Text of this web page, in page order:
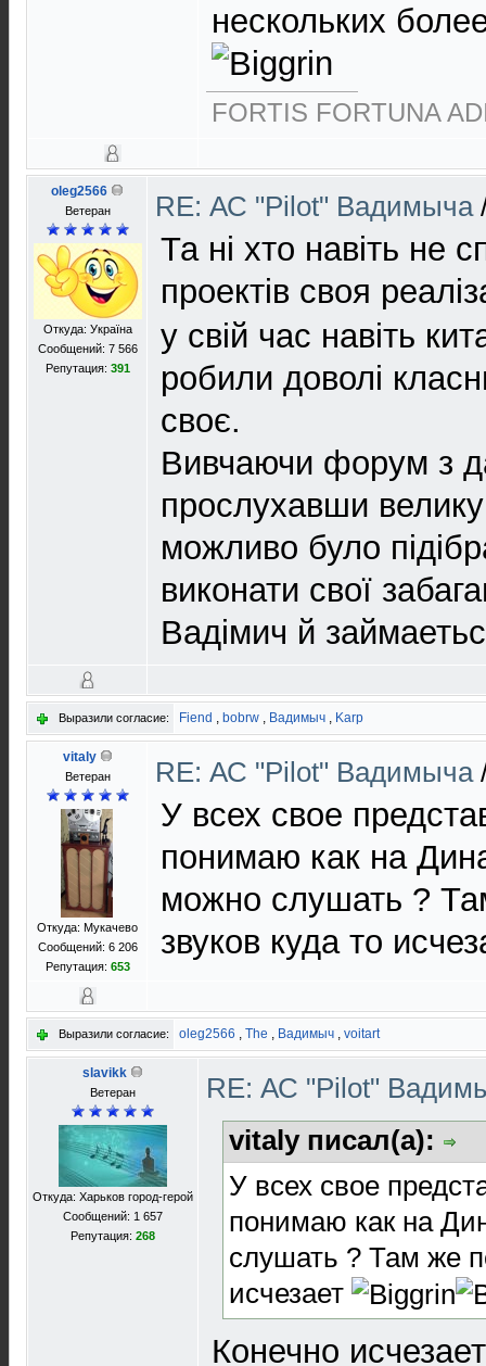
нескольких
FORTIS FORTUNA
oleg2566
Ветеран
Откуда: Україна
Сообщений: 7 566
Репутация: 391
RE: АС "Pilot" Вадимыча
Та ні хто навіть не
проектів своя
у свій час навіть
робили доволі
своє.
Вивчаючи форум з
прослухавши велику
можливо було
виконати свої
Вадімич й
Выразили согласие: Fiend , bobrw , Вадимыч , Karp
vitaly
Ветеран
Откуда: Мукачево
Сообщений: 6 206
Репутация: 653
RE: АС "Pilot" Вадимыча
У всех свое
понимаю как на
можно слушать ?
звуков куда то
Выразили согласие: oleg2566 , The , Вадимыч , voitart
slavikk
Ветеран
Откуда: Харьков город-герой
Сообщений: 1 657
Репутация: 268
RE: АС "Pilot"
vitaly писал(а):
У всех свое
понимаю как на
слушать ? Там же
исчезает
Конечно